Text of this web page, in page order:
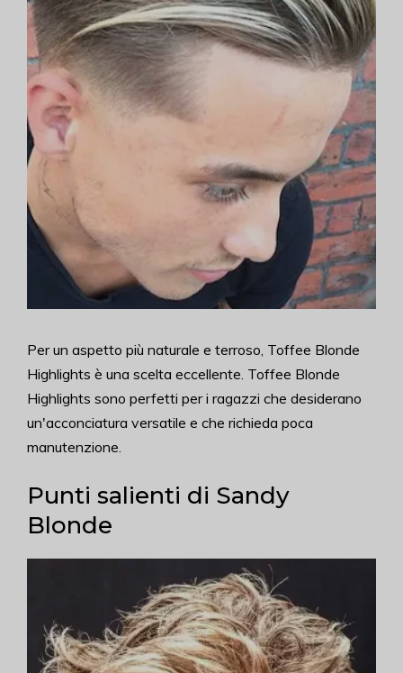
Per un aspetto più naturale e terroso, Toffee Blonde
Highlights è una scelta eccellente. Toffee Blonde
Highlights sono perfetti per i ragazzi che desiderano
un'acconciatura versatile e che richieda poca
manutenzione.
Punti salienti di Sandy
Blonde